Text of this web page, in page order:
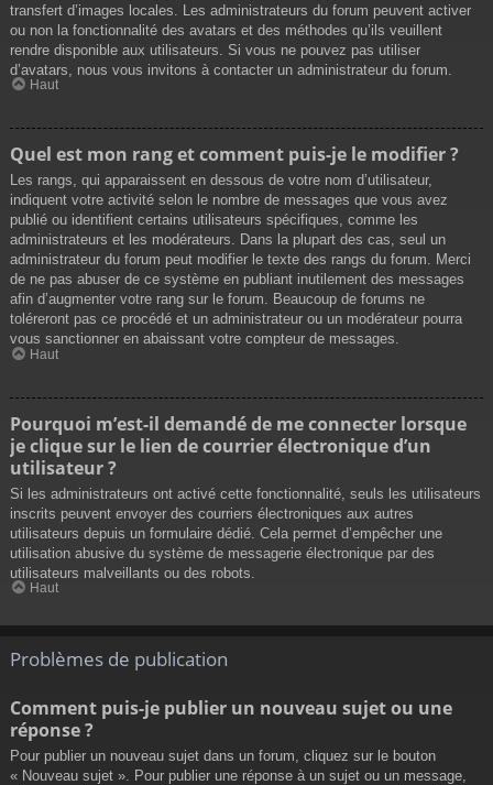
transfert d’images locales. Les administrateurs du forum peuvent activer
ou non la fonctionnalité des avatars et des méthodes qu’ils veuillent
rendre disponible aux utilisateurs. Si vous ne pouvez pas utiliser
d’avatars, nous vous invitons à contacter un administrateur du forum.
Haut
Quel est mon rang et comment puis-je le modifier ?
Les rangs, qui apparaissent en dessous de votre nom d’utilisateur,
indiquent votre activité selon le nombre de messages que vous avez
publié ou identifient certains utilisateurs spécifiques, comme les
administrateurs et les modérateurs. Dans la plupart des cas, seul un
administrateur du forum peut modifier le texte des rangs du forum. Merci
de ne pas abuser de ce système en publiant inutilement des messages
afin d’augmenter votre rang sur le forum. Beaucoup de forums ne
toléreront pas ce procédé et un administrateur ou un modérateur pourra
vous sanctionner en abaissant votre compteur de messages.
Haut
Pourquoi m’est-il demandé de me connecter lorsque
je clique sur le lien de courrier électronique d’un
utilisateur ?
Si les administrateurs ont activé cette fonctionnalité, seuls les utilisateurs
inscrits peuvent envoyer des courriers électroniques aux autres
utilisateurs depuis un formulaire dédié. Cela permet d’empêcher une
utilisation abusive du système de messagerie électronique par des
utilisateurs malveillants ou des robots.
Haut
Problèmes de publication
Comment puis-je publier un nouveau sujet ou une
réponse ?
Pour publier un nouveau sujet dans un forum, cliquez sur le bouton
« Nouveau sujet ». Pour publier une réponse à un sujet ou un message,